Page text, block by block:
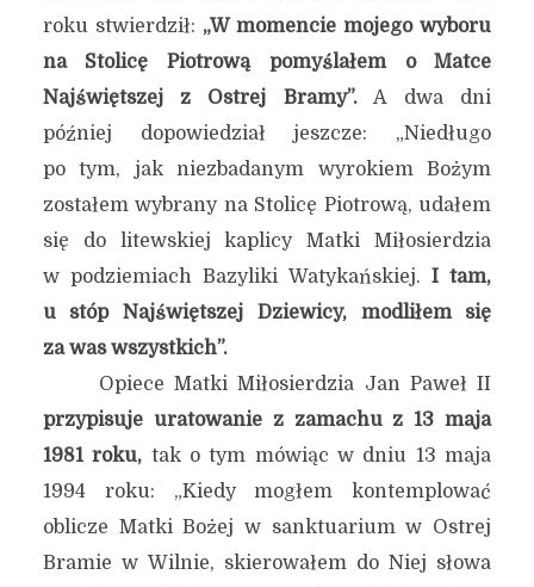
roku stwierdził: „W momencie mojego wyboru
na Stolicę Piotrową
pomyślałem o Matce
Najświętszej z Ostrej Bramy”.A dwa dni
później dopowiedział jeszcze: „Niedługo
po tym, jak niezbadanym wyrokiem Bożym
zostałem wybrany na Stolicę Piotrową, udałem
się do litewskiej kaplicy Matki Miłosierdzia
w podziemiach Bazyliki Watykańskiej. I tam,
u stóp Najświętszej Dziewicy, modliłem się
za was wszystkich”.
Opiece Matki Miłosierdzia Jan Paweł II
przypisuje uratowanie z zamachu z 13 maja
1981 roku, tak o tym mówiąc w dniu 13 maja
1994 roku: „Kiedy mogłem kontemplować
oblicze Matki Bożej w sanktuarium w Ostrej
Bramie w Wilnie, skierowałem do Niej słowa